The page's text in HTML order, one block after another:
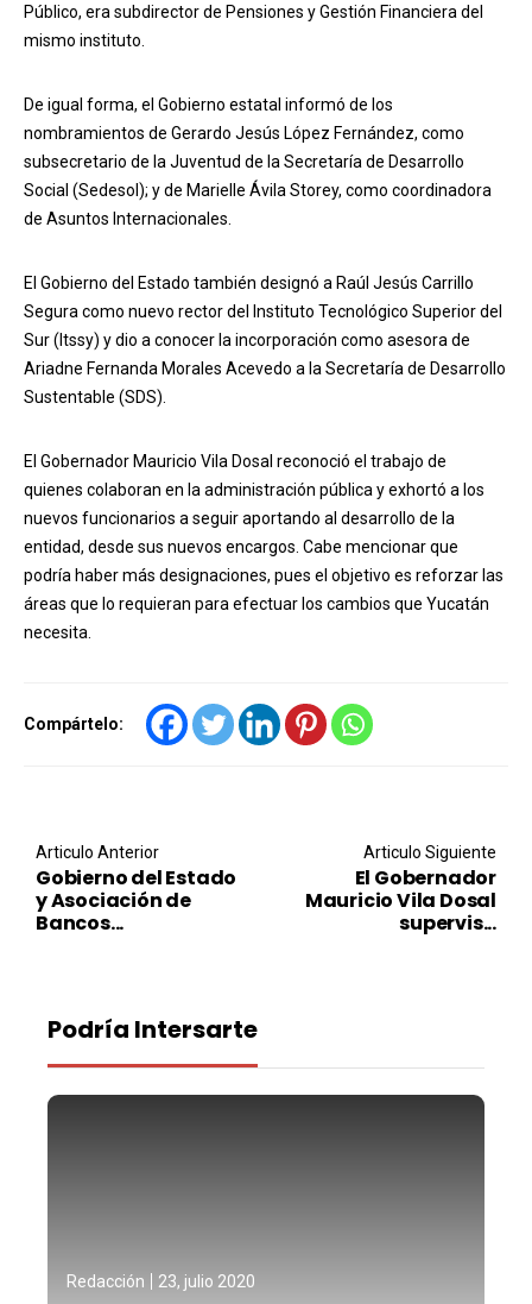
Público, era subdirector de Pensiones y Gestión Financiera del
mismo instituto.
De igual forma, el Gobierno estatal informó de los
nombramientos de Gerardo Jesús López Fernández, como
subsecretario de la Juventud de la Secretaría de Desarrollo
Social (Sedesol); y de Marielle Ávila Storey, como coordinadora
de Asuntos Internacionales.
El Gobierno del Estado también designó a Raúl Jesús Carrillo
Segura como nuevo rector del Instituto Tecnológico Superior del
Sur (Itssy) y dio a conocer la incorporación como asesora de
Ariadne Fernanda Morales Acevedo a la Secretaría de Desarrollo
Sustentable (SDS).
El Gobernador Mauricio Vila Dosal reconoció el trabajo de
quienes colaboran en la administración pública y exhortó a los
nuevos funcionarios a seguir aportando al desarrollo de la
entidad, desde sus nuevos encargos. Cabe mencionar que
podría haber más designaciones, pues el objetivo es reforzar las
áreas que lo requieran para efectuar los cambios que Yucatán
necesita.
Compártelo:
Post navigation
Articulo Anterior
Gobierno del Estado
y Asociación de
Bancos...
Articulo Siguiente
El Gobernador
Mauricio Vila Dosal
supervis...
Podría Intersarte
Redacción 23, julio 2020